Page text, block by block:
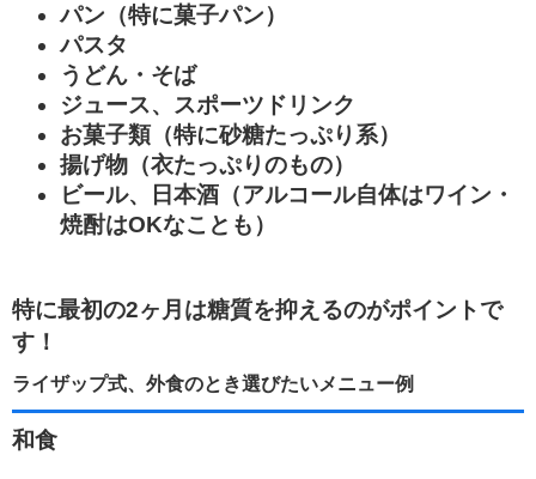
パン（特に菓子パン）
パスタ
うどん・そば
ジュース、スポーツドリンク
お菓子類（特に砂糖たっぷり系）
揚げ物（衣たっぷりのもの）
ビール、日本酒（アルコール自体はワイン・
焼酎はOKなことも）
特に最初の2ヶ月は糖質を抑えるのがポイントで
す！
ライザップ式、外食のとき選びたいメニュー例
和食